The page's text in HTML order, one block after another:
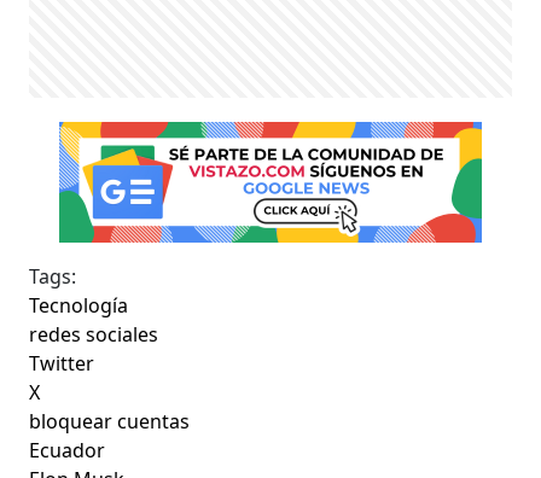
Tags:
Tecnología
redes sociales
Twitter
X
bloquear cuentas
Ecuador